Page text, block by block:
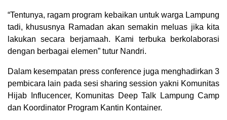
“Tentunya, ragam program kebaikan untuk warga Lampung
tadi, khususnya Ramadan akan semakin meluas jika kita
lakukan secara berjamaah. Kami terbuka berkolaborasi
dengan berbagai elemen” tutur Nandri.
Dalam kesempatan press conference juga menghadirkan 3
pembicara lain pada sesi sharing session yakni Komunitas
Hijab Influcencer, Komunitas Deep Talk Lampung Camp
dan Koordinator Program Kantin Kontainer.